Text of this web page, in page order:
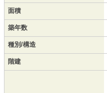
面積
築年数
種別/構造
階建